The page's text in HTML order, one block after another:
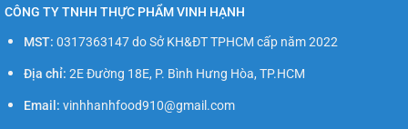
CÔNG TY TNHH THỰC PHẨM VINH HẠNH
MST: 0317363147 do Sở KH&ĐT TPHCM cấp năm 2022
Địa chỉ: 2E Đường 18E, P. Bình Hưng Hòa, TP.HCM
Email: vinhhanhfood910@gmail.com